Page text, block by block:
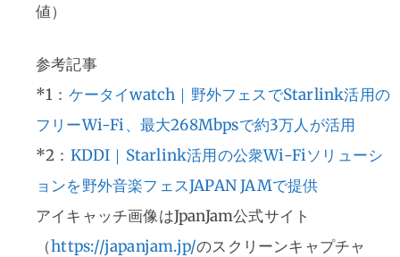
値）
参考記事
*1： ケータイwatch｜野外フェスでStarlink活用の
フリーWi-Fi、最大268Mbpsで約3万人が活用
*2： KDDI｜Starlink活用の公衆Wi-Fiソリューシ
ョンを野外音楽フェスJAPAN JAMで提供
アイキャッチ画像はJpanJam公式サイト
（https://japanjam.jp/のスクリーンキャプチャ